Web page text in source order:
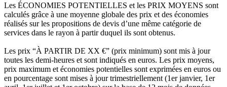
Les ÉCONOMIES POTENTIELLES et les PRIX MOYENS sont
calculés grâce à une moyenne globale des prix et des économies
réalisés sur les propositions de devis d’une même catégorie de
services dans le rayon à partir duquel ils sont obtenus.
Les prix “À PARTIR DE XX €” (prix minimum) sont mis à jour
toutes les demi-heures et sont indiqués en euros. Les prix moyens,
prix maximum et économies potentielles sont exprimées en euros ou
en pourcentage sont mises à jour trimestriellement (1er janvier, 1er